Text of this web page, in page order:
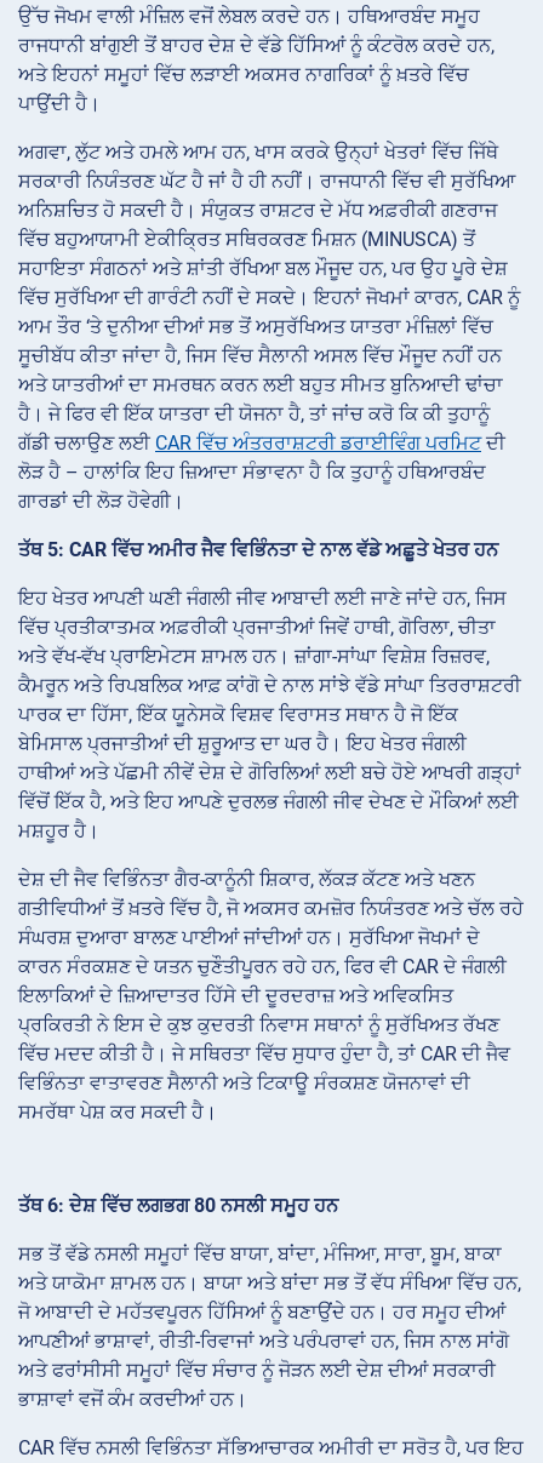
ਉੱਚ ਜੋਖਮ ਵਾਲੀ ਮੰਜ਼ਿਲ ਵਜੋਂ ਲੇਬਲ ਕਰਦੇ ਹਨ। ਹਥਿਆਰਬੰਦ ਸਮੂਹ
ਰਾਜਧਾਨੀ ਬਾਂਗੁਈ ਤੋਂ ਬਾਹਰ ਦੇਸ਼ ਦੇ ਵੱਡੇ ਹਿੱਸਿਆਂ ਨੂੰ ਕੰਟਰੋਲ ਕਰਦੇ ਹਨ,
ਅਤੇ ਇਹਨਾਂ ਸਮੂਹਾਂ ਵਿੱਚ ਲੜਾਈ ਅਕਸਰ ਨਾਗਰਿਕਾਂ ਨੂੰ ਖ਼ਤਰੇ ਵਿੱਚ
ਪਾਉਂਦੀ ਹੈ।
ਅਗਵਾ, ਲੁੱਟ ਅਤੇ ਹਮਲੇ ਆਮ ਹਨ, ਖਾਸ ਕਰਕੇ ਉਨ੍ਹਾਂ ਖੇਤਰਾਂ ਵਿੱਚ ਜਿੱਥੇ
ਸਰਕਾਰੀ ਨਿਯੰਤਰਣ ਘੱਟ ਹੈ ਜਾਂ ਹੈ ਹੀ ਨਹੀਂ। ਰਾਜਧਾਨੀ ਵਿੱਚ ਵੀ ਸੁਰੱਖਿਆ
ਅਨਿਸ਼ਚਿਤ ਹੋ ਸਕਦੀ ਹੈ। ਸੰਯੁਕਤ ਰਾਸ਼ਟਰ ਦੇ ਮੱਧ ਅਫ਼ਰੀਕੀ ਗਣਰਾਜ
ਵਿੱਚ ਬਹੁਆਯਾਮੀ ਏਕੀਕ੍ਰਿਤ ਸਥਿਰਕਰਣ ਮਿਸ਼ਨ (MINUSCA) ਤੋਂ
ਸਹਾਇਤਾ ਸੰਗਠਨਾਂ ਅਤੇ ਸ਼ਾਂਤੀ ਰੱਖਿਆ ਬਲ ਮੌਜੂਦ ਹਨ, ਪਰ ਉਹ ਪੂਰੇ ਦੇਸ਼
ਵਿੱਚ ਸੁਰੱਖਿਆ ਦੀ ਗਾਰੰਟੀ ਨਹੀਂ ਦੇ ਸਕਦੇ। ਇਹਨਾਂ ਜੋਖਮਾਂ ਕਾਰਨ, CAR ਨੂੰ
ਆਮ ਤੌਰ ‘ਤੇ ਦੁਨੀਆ ਦੀਆਂ ਸਭ ਤੋਂ ਅਸੁਰੱਖਿਅਤ ਯਾਤਰਾ ਮੰਜ਼ਿਲਾਂ ਵਿੱਚ
ਸੂਚੀਬੱਧ ਕੀਤਾ ਜਾਂਦਾ ਹੈ, ਜਿਸ ਵਿੱਚ ਸੈਲਾਨੀ ਅਸਲ ਵਿੱਚ ਮੌਜੂਦ ਨਹੀਂ ਹਨ
ਅਤੇ ਯਾਤਰੀਆਂ ਦਾ ਸਮਰਥਨ ਕਰਨ ਲਈ ਬਹੁਤ ਸੀਮਤ ਬੁਨਿਆਦੀ ਢਾਂਚਾ
ਹੈ। ਜੇ ਫਿਰ ਵੀ ਇੱਕ ਯਾਤਰਾ ਦੀ ਯੋਜਨਾ ਹੈ, ਤਾਂ ਜਾਂਚ ਕਰੋ ਕਿ ਕੀ ਤੁਹਾਨੂੰ
ਗੱਡੀ ਚਲਾਉਣ ਲਈ CAR ਵਿੱਚ ਅੰਤਰਰਾਸ਼ਟਰੀ ਡਰਾਈਵਿੰਗ ਪਰਮਿਟਦੀ
ਲੋੜ ਹੈ – ਹਾਲਾਂਕਿ ਇਹ ਜ਼ਿਆਦਾ ਸੰਭਾਵਨਾ ਹੈ ਕਿ ਤੁਹਾਨੂੰ ਹਥਿਆਰਬੰਦ
ਗਾਰਡਾਂ ਦੀ ਲੋੜ ਹੋਵੇਗੀ।
ਤੱਥ 5: CAR ਵਿੱਚ ਅਮੀਰ ਜੈਵ ਵਿਭਿੰਨਤਾ ਦੇ ਨਾਲ ਵੱਡੇ ਅਛੂਤੇ ਖੇਤਰ ਹਨ
ਇਹ ਖੇਤਰ ਆਪਣੀ ਘਣੀ ਜੰਗਲੀ ਜੀਵ ਆਬਾਦੀ ਲਈ ਜਾਣੇ ਜਾਂਦੇ ਹਨ, ਜਿਸ
ਵਿੱਚ ਪ੍ਰਤੀਕਾਤਮਕ ਅਫ਼ਰੀਕੀ ਪ੍ਰਜਾਤੀਆਂ ਜਿਵੇਂ ਹਾਥੀ, ਗੋਰਿਲਾ, ਚੀਤਾ
ਅਤੇ ਵੱਖ-ਵੱਖ ਪ੍ਰਾਇਮੇਟਸ ਸ਼ਾਮਲ ਹਨ। ਜ਼ਾਂਗਾ-ਸਾਂਘਾ ਵਿਸ਼ੇਸ਼ ਰਿਜ਼ਰਵ,
ਕੈਮਰੂਨ ਅਤੇ ਰਿਪਬਲਿਕ ਆਫ਼ ਕਾਂਗੋ ਦੇ ਨਾਲ ਸਾਂਝੇ ਵੱਡੇ ਸਾਂਘਾ ਤਿਰਰਾਸ਼ਟਰੀ
ਪਾਰਕ ਦਾ ਹਿੱਸਾ, ਇੱਕ ਯੂਨੇਸਕੋ ਵਿਸ਼ਵ ਵਿਰਾਸਤ ਸਥਾਨ ਹੈ ਜੋ ਇੱਕ
ਬੇਮਿਸਾਲ ਪ੍ਰਜਾਤੀਆਂ ਦੀ ਸ਼ੁਰੂਆਤ ਦਾ ਘਰ ਹੈ। ਇਹ ਖੇਤਰ ਜੰਗਲੀ
ਹਾਥੀਆਂ ਅਤੇ ਪੱਛਮੀ ਨੀਵੇਂ ਦੇਸ਼ ਦੇ ਗੋਰਿਲਿਆਂ ਲਈ ਬਚੇ ਹੋਏ ਆਖਰੀ ਗੜ੍ਹਾਂ
ਵਿੱਚੋਂ ਇੱਕ ਹੈ, ਅਤੇ ਇਹ ਆਪਣੇ ਦੁਰਲਭ ਜੰਗਲੀ ਜੀਵ ਦੇਖਣ ਦੇ ਮੌਕਿਆਂ ਲਈ
ਮਸ਼ਹੂਰ ਹੈ।
ਦੇਸ਼ ਦੀ ਜੈਵ ਵਿਭਿੰਨਤਾ ਗੈਰ-ਕਾਨੂੰਨੀ ਸ਼ਿਕਾਰ, ਲੱਕੜ ਕੱਟਣ ਅਤੇ ਖਣਨ
ਗਤੀਵਿਧੀਆਂ ਤੋਂ ਖ਼ਤਰੇ ਵਿੱਚ ਹੈ, ਜੋ ਅਕਸਰ ਕਮਜ਼ੋਰ ਨਿਯੰਤਰਣ ਅਤੇ ਚੱਲ ਰਹੇ
ਸੰਘਰਸ਼ ਦੁਆਰਾ ਬਾਲਣ ਪਾਈਆਂ ਜਾਂਦੀਆਂ ਹਨ। ਸੁਰੱਖਿਆ ਜੋਖਮਾਂ ਦੇ
ਕਾਰਨ ਸੰਰਕਸ਼ਣ ਦੇ ਯਤਨ ਚੁਣੌਤੀਪੂਰਨ ਰਹੇ ਹਨ, ਫਿਰ ਵੀ CAR ਦੇ ਜੰਗਲੀ
ਇਲਾਕਿਆਂ ਦੇ ਜ਼ਿਆਦਾਤਰ ਹਿੱਸੇ ਦੀ ਦੂਰਦਰਾਜ਼ ਅਤੇ ਅਵਿਕਸਿਤ
ਪ੍ਰਕਿਰਤੀ ਨੇ ਇਸ ਦੇ ਕੁਝ ਕੁਦਰਤੀ ਨਿਵਾਸ ਸਥਾਨਾਂ ਨੂੰ ਸੁਰੱਖਿਅਤ ਰੱਖਣ
ਵਿੱਚ ਮਦਦ ਕੀਤੀ ਹੈ। ਜੇ ਸਥਿਰਤਾ ਵਿੱਚ ਸੁਧਾਰ ਹੁੰਦਾ ਹੈ, ਤਾਂ CAR ਦੀ ਜੈਵ
ਵਿਭਿੰਨਤਾ ਵਾਤਾਵਰਣ ਸੈਲਾਨੀ ਅਤੇ ਟਿਕਾਊ ਸੰਰਕਸ਼ਣ ਯੋਜਨਾਵਾਂ ਦੀ
ਸਮਰੱਥਾ ਪੇਸ਼ ਕਰ ਸਕਦੀ ਹੈ।
ਤੱਥ 6: ਦੇਸ਼ ਵਿੱਚ ਲਗਭਗ 80 ਨਸਲੀ ਸਮੂਹ ਹਨ
ਸਭ ਤੋਂ ਵੱਡੇ ਨਸਲੀ ਸਮੂਹਾਂ ਵਿੱਚ ਬਾਯਾ, ਬਾਂਦਾ, ਮੰਜਿਆ, ਸਾਰਾ, ਬੂਮ, ਬਾਕਾ
ਅਤੇ ਯਾਕੋਮਾ ਸ਼ਾਮਲ ਹਨ। ਬਾਯਾ ਅਤੇ ਬਾਂਦਾ ਸਭ ਤੋਂ ਵੱਧ ਸੰਖਿਆ ਵਿੱਚ ਹਨ,
ਜੋ ਆਬਾਦੀ ਦੇ ਮਹੱਤਵਪੂਰਨ ਹਿੱਸਿਆਂ ਨੂੰ ਬਣਾਉਂਦੇ ਹਨ। ਹਰ ਸਮੂਹ ਦੀਆਂ
ਆਪਣੀਆਂ ਭਾਸ਼ਾਵਾਂ, ਰੀਤੀ-ਰਿਵਾਜਾਂ ਅਤੇ ਪਰੰਪਰਾਵਾਂ ਹਨ, ਜਿਸ ਨਾਲ ਸਾਂਗੋ
ਅਤੇ ਫਰਾਂਸੀਸੀ ਸਮੂਹਾਂ ਵਿੱਚ ਸੰਚਾਰ ਨੂੰ ਜੋੜਨ ਲਈ ਦੇਸ਼ ਦੀਆਂ ਸਰਕਾਰੀ
ਭਾਸ਼ਾਵਾਂ ਵਜੋਂ ਕੰਮ ਕਰਦੀਆਂ ਹਨ।
CAR ਵਿੱਚ ਨਸਲੀ ਵਿਭਿੰਨਤਾ ਸੱਭਿਆਚਾਰਕ ਅਮੀਰੀ ਦਾ ਸਰੋਤ ਹੈ, ਪਰ ਇਹ